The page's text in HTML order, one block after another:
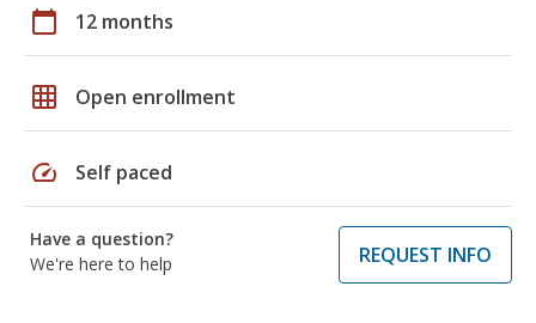
calendar_today 12 months
grid_on Open enrollment
speed Self paced
Have a question?
We're here to help
REQUEST INFO